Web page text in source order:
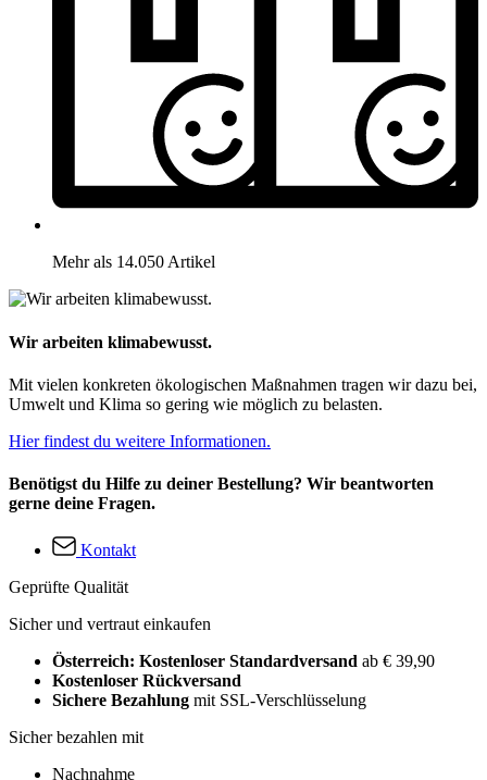
Mehr als 14.050 Artikel
Wir arbeiten klimabewusst.
Mit vielen konkreten ökologischen Maßnahmen tragen wir dazu bei,
Umwelt und Klima so gering wie möglich zu belasten.
Hier findest du weitere Informationen.
Benötigst du Hilfe zu deiner Bestellung? Wir beantworten
gerne deine Fragen.
Kontakt
Geprüfte Qualität
Sicher und vertraut einkaufen
Österreich: Kostenloser Standardversand ab € 39,90
Kostenloser Rückversand
Sichere Bezahlung mit SSL-Verschlüsselung
Sicher bezahlen mit
Nachnahme